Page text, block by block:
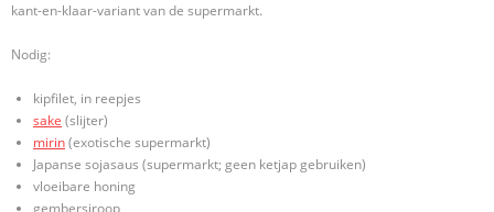
kant-en-klaar-variant van de supermarkt.
Nodig:
kipfilet, in reepjes
sake (slijter)
mirin(exotische supermarkt)
Japanse sojasaus (supermarkt; geen ketjap gebruiken)
vloeibare honing
gembersiroop